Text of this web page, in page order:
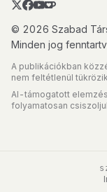
© 2026 Szabad
Minden jog
A publikációkban
nem feltétlenül
AI-támogatott
folyamatosan